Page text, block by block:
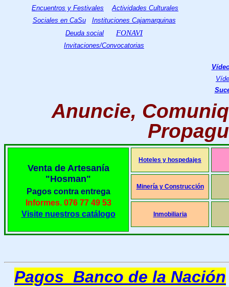
Encuentros y Festivales
Actividades Culturales
Sociales en CaSu
Instituciones Cajamarquinas
Deuda social
FONAVI
Invitaciones/Convocatorias
Anuncie,
Venta de Artesanía
"Hosman"
Pagos contra entrega
Informes. 076 77 49 53
Visite nuestros catálogo
Hoteles y hospedajes
Minería y Construcción
Inmobiliaria
Pagos Banco de la Nación